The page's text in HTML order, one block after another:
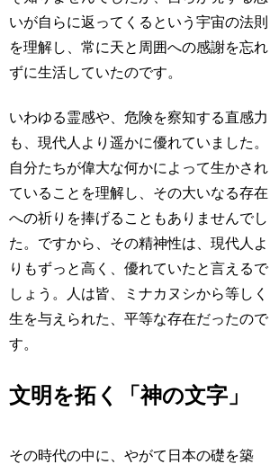
いが自らに返ってくるという宇宙の法則
を理解し、常に天と周囲への感謝を忘れ
ずに生活していたのです。
いわゆる霊感や、危険を察知する直感力
も、現代人より遥かに優れていました。
自分たちが偉大な何かによって生かされ
ていることを理解し、その大いなる存在
への祈りを捧げることもありませんでし
た。ですから、その精神性は、現代人よ
りもずっと高く、優れていたと言えるで
しょう。人は皆、ミナカヌシから等しく
生を与えられた、平等な存在だったので
す。
文明を拓く「神の文字」
その時代の中に、やがて日本の礎を築